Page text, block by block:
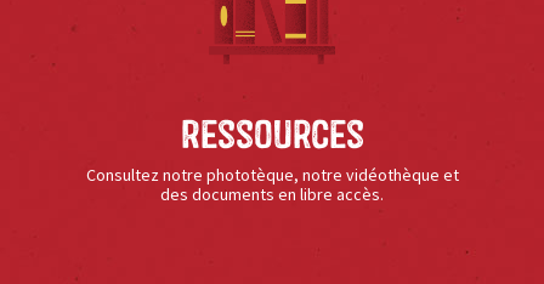
Ressources
Consultez notre phototèque, notre vidéothèque et
des documents en libre accès.